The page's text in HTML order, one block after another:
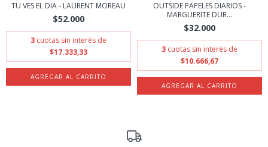
TU VES EL DIA - LAURENT MOREAU
$52.000
3 cuotas sin interés de
$17.333,33
OUTSIDE PAPELES DIARIOS -
MARGUERITE DUR...
$32.000
3 cuotas sin interés de
$10.666,67